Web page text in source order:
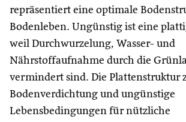
repräsentiert eine optimale
Bodenleben. Ungünstig ist eine
weil Durchwurzelung, Wasser- und
Nährstoffaufnahme durch die
vermindert sind. Die Plattenstruktur
Bodenverdichtung und ungünstige
Lebensbedingungen für nützliche